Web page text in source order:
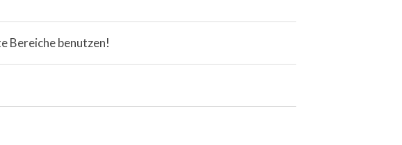
Bereiche benutzen!